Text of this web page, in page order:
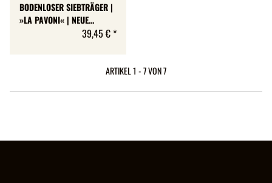
BODENLOSER SIEBTRÄGER |
»LA PAVONI« | NEUE
MODELLE | NASEN-HÖHE: 5
39,45 € *
ARTIKEL 1 - 7 VON 7